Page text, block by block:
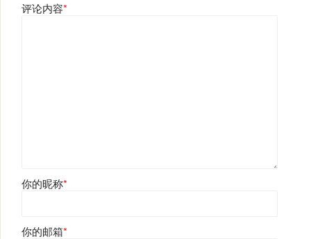
评论内容*
你的昵称*
你的邮箱*